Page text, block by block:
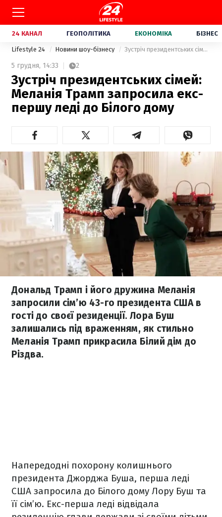
24 КАНАЛ ГЕОПОЛІТИКА ЕКОНОМІКА БІЗНЕС
Lifestyle 24 Новини шоу-бізнесу Зустріч президентських сімей: Меланія Трамп запросила екс-першу леді до Білого дому
5 грудня, 14:33 2
Зустріч президентських сімей:
Меланія Трамп запросила екс-
першу леді до Білого дому
Дональд Трамп і його дружина Меланія
запросили сім’ю 43-го президента США в
гості до своєї резиденції. Лора Буш
залишались під враженням, як стильно
Меланія Трамп прикрасила Білий дім до
Різдва.
Напередодні похорону колишнього
президента Джорджа Буша, перша леді
США запросила до Білого дому Лору Буш та
її сім’ю. Екс-перша леді відвідала